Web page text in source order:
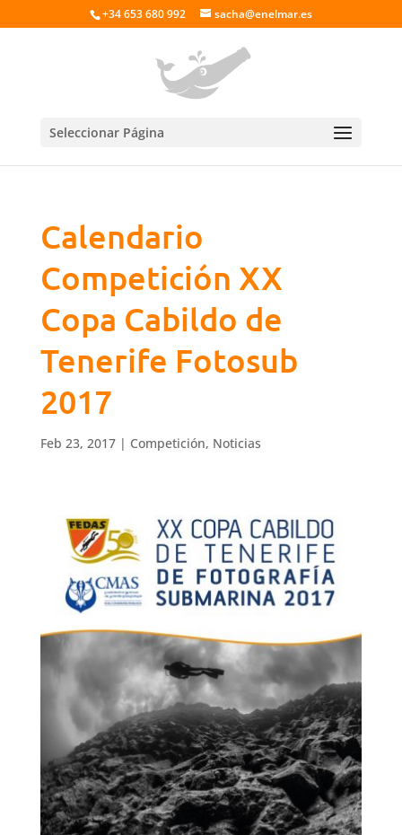
+34 653 680 992 sacha@enelmar.es
Seleccionar Página
Calendario
Competición XX
Copa Cabildo de
Tenerife Fotosub
2017
Feb 23, 2017| Competición, Noticias